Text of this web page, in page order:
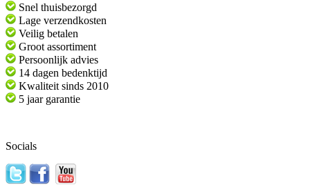
Snel thuisbezorgd
Lage verzendkosten
Veilig betalen
Groot assortiment
Persoonlijk advies
14 dagen bedenktijd
Kwaliteit sinds 2010
5 jaar garantie
Socials